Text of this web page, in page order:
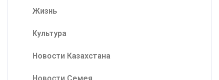
Жизнь
Культура
Новости Казахстана